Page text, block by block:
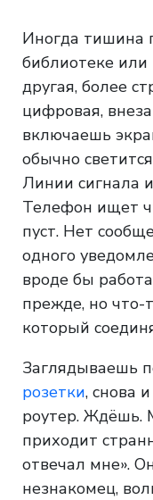
Иногда тишина
библиотеке или
другая, более
цифровая,
включаешь
обычно
Линии сигнала
Телефон ищет
пуст. Нет
одного
вроде бы
прежде, но что-
который
Заглядываешь
розетки, снова
роутер. Ждёшь.
приходит
отвечал мне».
незнакомец,